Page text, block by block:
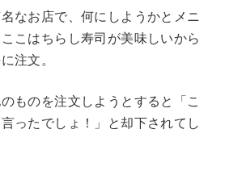
なお店で、何にしようかとメニ
こはちらし寿司が美味しいから
注文。
ものを注文しようとすると「こ
ったでしょ！」と却下されてし